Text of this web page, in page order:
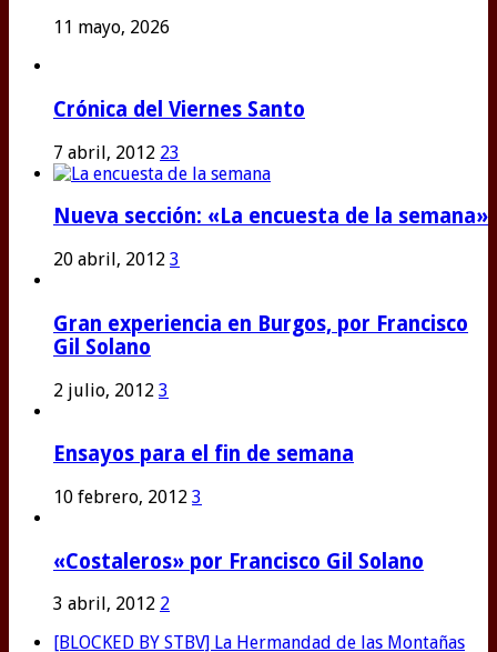
11 mayo, 2026
Crónica del Viernes Santo
7 abril, 2012 23
Nueva sección: «La encuesta de la semana»
20 abril, 2012 3
Gran experiencia en Burgos, por Francisco
Gil Solano
2 julio, 2012 3
Ensayos para el fin de semana
10 febrero, 2012 3
«Costaleros» por Francisco Gil Solano
3 abril, 2012 2
[BLOCKED BY STBV] La Hermandad de las Montañas